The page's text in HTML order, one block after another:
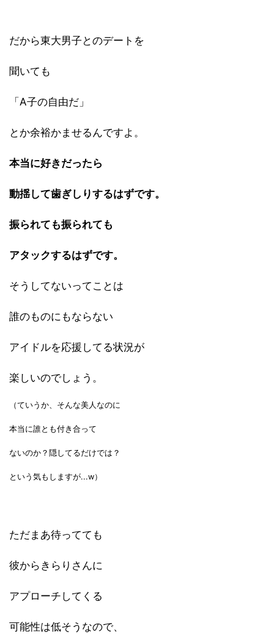
だから東大男子とのデートを
聞いても
「A子の自由だ」
とか余裕かませるんですよ。
本当に好きだったら
動揺して歯ぎしりするはずです。
振られても振られても
アタックするはずです。
そうしてないってことは
誰のものにもならない
アイドルを応援してる状況が
楽しいのでしょう。
（ていうか、そんな美人なのに
本当に誰とも付き合って
ないのか？隠してるだけでは？
という気もしますが...w）
ただまあ待ってても
彼からきらりさんに
アプローチしてくる
可能性は低そうなので、